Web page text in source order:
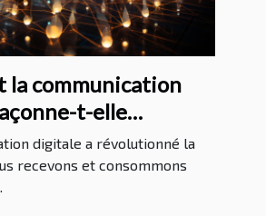
la communication
t-elle
internationale?
digitale a révolutionné la
recevons et consommons